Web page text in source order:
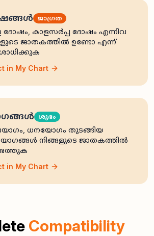
ജാഗ്രത
ദോഷം, കാളസർപ്പ ദോഷം എന്നിവ
ജാതകത്തിൽ ഉണ്ടോ എന്ന്
in My Chart
ശുഭം
ധനയോഗം തുടങ്ങിയ
നിങ്ങളുടെ ജാതകത്തിൽ
in My Chart
Compatibility